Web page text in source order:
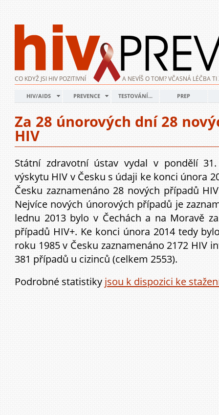
CO KDYŽ JSI HIV POZITIVNÍ A NEVÍŠ O TOM? VČASNÁ LÉČBA
HIV/AIDS PREVENCE TESTOVÁNÍ... PREP
Za 28 únorových dní 28
HIV
Státní zdravotní ústav vydal v pondělí
výskytu HIV v Česku s údaji ke konci února
Česku zaznamenáno 28 nových případů
Nejvíce nových únorových případů je
lednu 2013 bylo v Čechách a na Moravě
případů HIV+. Ke konci února 2014 tedy
roku 1985 v Česku zaznamenáno 2172 HIV
381 případů u cizinců (celkem 2553).
Podrobné statistiky jsou k dispozici ke